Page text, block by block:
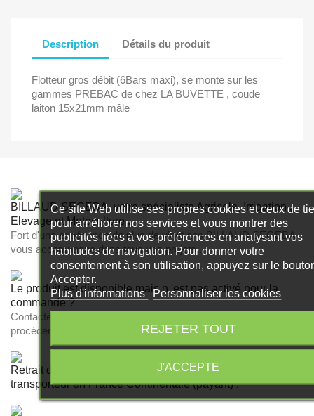
Description Détails du produit
Flotteur gros débit (6Bars maxi), se monte sur les
gammes PREBAC de chez LA BUVETTE , coude
laiton 15x21mm mâle
BILLAUD SEGEBA, votre spécialiste Agricole, Irrigation ,
Elevage et Motoculture .
Fort d'une expérience de plus de vingt ans BILLAUD SEGEBA
vous accompagne dans tous vos projets .
Le produit est disponible mais n 'est pas activé pour la
commande ?
Contactez nous par le formulaire de contact ou par mail nous
procéderons à son activation .
Retrait dans nos magasins gratuit ou livraison par
transporteur en France Continentale (payant) .
Ce site Web utilise ses propres cookies et ceux de
pour améliorer nos services et vous montrer des
publicités liées à vos préférences en analysant vos
habitudes de navigation. Pour donner votre
consentement à son utilisation, appuyez sur le
Accepter.
Plus d'informations Personnaliser les cookies
REJETER TOUT
J'ACCEPTE